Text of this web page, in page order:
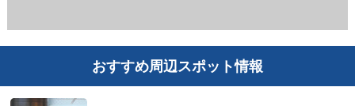
おすすめ周辺スポット情報